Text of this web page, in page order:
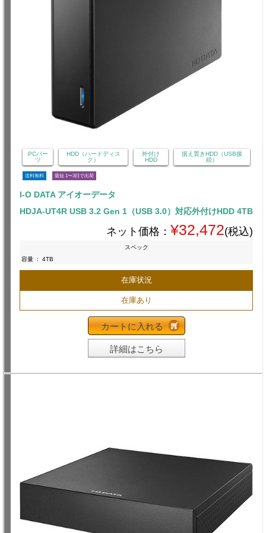
PCパー
ツ
HDD（ハードディス
ク）
外付け
HDD
据え置きHDD（USB接
続）
送料無料 最短 1〜3日で出荷
I-O DATA アイオーデータ
HDJA-UT4R USB 3.2 Gen 1（USB 3.0）対応外付けHDD 4TB
ネット価格： ¥32,472(税込)
スペック
容量 : 4TB
在庫状況
在庫あり
カートに入れる
詳細はこちら